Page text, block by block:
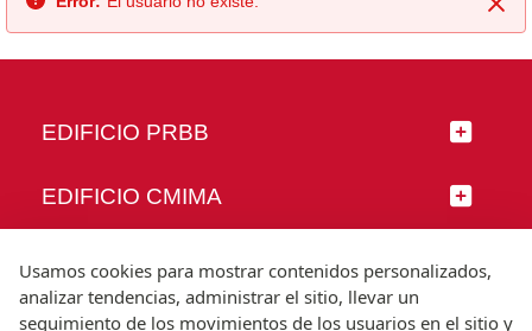
EDIFICIO PRBB
EDIFICIO CMIMA
SÍGUENOS
Usamos cookies para mostrar contenidos personalizados,
analizar tendencias, administrar el sitio, llevar un
seguimiento de los movimientos de los usuarios en el sitio y